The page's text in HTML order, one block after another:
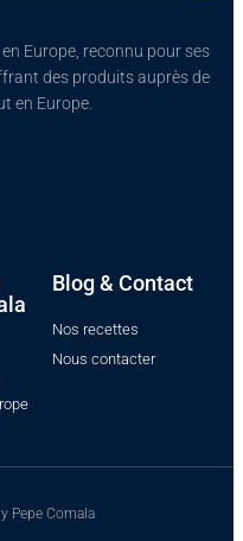
Europe, reconnu pour ses
des produits auprès de
en Europe.
Blog & Contact
Nos recettes
Nous contacter
Pepe Comala